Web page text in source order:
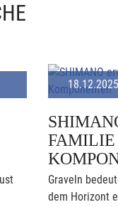
18.12.2025
Graveln
dem Horizont